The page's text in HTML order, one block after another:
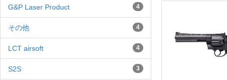
G&P Laser Product 4
その他 4
LCT airsoft 4
S2S 3